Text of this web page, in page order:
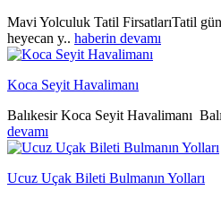
Mavi Yolculuk Tatil FirsatlarıTatil
heyecan y.. haberin devamı
Koca Seyit Havalimanı
Balıkesir Koca Seyit Havalimanı
devamı
Ucuz Uçak Bileti Bulmanın Yolları